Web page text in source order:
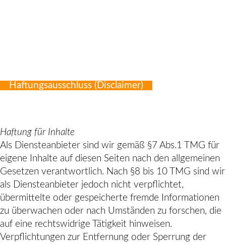
Haftungsausschluss (Disclaimer)
Haftung für Inhalte
Als Diensteanbieter sind wir gemäß §7 Abs.1 TMG für
eigene Inhalte auf diesen Seiten nach den allgemeinen
Gesetzen verantwortlich. Nach §8 bis 10 TMG sind wir
als Diensteanbieter jedoch nicht verpflichtet,
übermittelte oder gespeicherte fremde Informationen
zu überwachen oder nach Umständen zu forschen, die
auf eine rechtswidrige Tätigkeit hinweisen.
Verpflichtungen zur Entfernung oder Sperrung der